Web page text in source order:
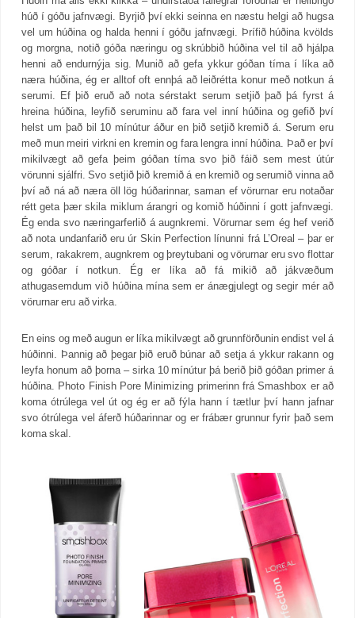
húð í góðu jafnvægi. Byrjið því ekki seinna en næstu helgi að hugsa
vel um húðina og halda henni í góðu jafnvægi. Þrífið húðina kvölds
og morgna, notið góða næringu og skrúbbið húðina vel til að hjálpa
henni að endurnýja sig. Munið að gefa ykkur góðan tíma í líka að
næra húðina, ég er alltof oft ennþá að leiðrétta konur með notkun á
serumi. Ef þið eruð að nota sérstakt serum setjið það þá fyrst á
hreina húðina, leyfið seruminu að fara vel inní húðina og gefið því
helst um það bil 10 mínútur áður en þið setjið kremið á. Serum eru
með mun meiri virkni en kremin og fara lengra inní húðina. Það er því
mikilvægt að gefa þeim góðan tíma svo þið fáið sem mest útúr
vörunni sjálfri. Svo setjið þið kremið á en kremið og serumið vinna að
því að ná að næra öll lög húðarinnar, saman ef vörurnar eru notaðar
rétt geta þær skila miklum árangri og komið húðinni í gott jafnvægi.
Ég enda svo næringarferlið á augnkremi. Vörurnar sem ég hef verið
að nota undanfarið eru úr Skin Perfection línunni frá L’Oreal – þar er
serum, rakakrem, augnkrem og þreytubani og vörurnar eru svo flottar
og góðar í notkun. Ég er líka að fá mikið að jákvæðum
athugasemdum við húðina mína sem er ánægjulegt og segir mér að
vörurnar eru að virka.
En eins og með augun er líka mikilvægt að grunnförðunin endist vel á
húðinni. Þannig að þegar þið eruð búnar að setja á ykkur rakann og
leyfa honum að þorna – sirka 10 mínútur þá berið þið góðan primer á
húðina. Photo Finish Pore Minimizing primerinn frá Smashbox er að
koma ótrúlega vel út og ég er að fýla hann í tætlur því hann jafnar
svo ótrúlega vel áferð húðarinnar og er frábær grunnur fyrir það sem
koma skal.